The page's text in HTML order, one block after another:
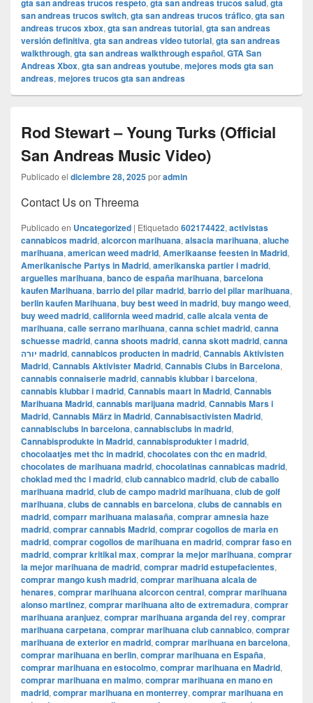
gta san andreas trucos respeto, gta san andreas trucos salud, gta
san andreas trucos switch, gta san andreas trucos tráfico, gta san
andreas trucos xbox, gta san andreas tutorial, gta san andreas
versión definitiva, gta san andreas video tutorial, gta san andreas
walkthrough, gta san andreas walkthrough español, GTA San
Andreas Xbox, gta san andreas youtube, mejores mods gta san
andreas, mejores trucos gta san andreas
Rod Stewart – Young Turks (Official
San Andreas Music Video)
Publicado el diciembre 28, 2025poradmin
Contact Us on Threema
Publicado en Uncategorized | Etiquetado 602174422, activistas
cannabicos madrid, alcorcon marihuana, alsacia marihuana, aluche
marihuana, american weed madrid, Amerikaanse feesten in Madrid,
Amerikanische Partys in Madrid, amerikanska partier i madrid,
arguelles marihuana, banco de españa marihuana, barcelona
kaufen Marihuana, barrio del pilar madrid, barrio del pilar marihuana,
berlin kaufen Marihuana, buy best weed in madrid, buy mango weed,
buy weed madrid, california weed madrid, calle alcala venta de
marihuana, calle serrano marihuana, canna schiet madrid, canna
schuesse madrid, canna shoots madrid, canna skott madrid, canna
יורה madrid, cannabicos producten in madrid, Cannabis Aktivisten
Madrid, Cannabis Aktivister Madrid, Cannabis Clubs in Barcelona,
cannabis connaiserie madrid, cannabis klubbar i barcelona,
cannabis klubbar i madrid, Cannabis maart in Madrid, Cannabis
Marihuana Madrid, cannabis marijuana madrid, Cannabis Mars i
Madrid, Cannabis März in Madrid, Cannabisactivisten Madrid,
cannabisclubs in barcelona, cannabisclubs in madrid,
Cannabisprodukte in Madrid, cannabisprodukter i madrid,
chocolaatjes met thc in madrid, chocolates con thc en madrid,
chocolates de marihuana madrid, chocolatinas cannabicas madrid,
choklad med thc i madrid, club cannabico madrid, club de caballo
marihuana madrid, club de campo madrid marihuana, club de golf
marihuana, clubs de cannabis en barcelona, clubs de cannabis en
madrid, comparr marihuana malasaña, comprar amnesia haze
madrid, comprar cannabis Madrid, comprar cogollos de maria en
madrid, comprar cogollos de marihuana en madrid, comprar faso en
madrid, comprar kritikal max, comprar la mejor marihuana, comprar
la mejor marihuana de madrid, comprar madrid estupefacientes,
comprar mango kush madrid, comprar marihuana alcala de
henares, comprar marihuana alcorcon central, comprar marihuana
alonso martinez, comprar marihuana alto de extremadura, comprar
marihuana aranjuez, comprar marihuana arganda del rey, comprar
marihuana carpetana, comprar marihuana club cannabico, comprar
marihuana de exterior en madrid, comprar marihuana en barcelona,
comprar marihuana en berlin, comprar marihuana en España,
comprar marihuana en estocolmo, comprar marihuana en Madrid,
comprar marihuana en malmo, comprar marihuana en mano en
madrid, comprar marihuana en monterrey, comprar marihuana en